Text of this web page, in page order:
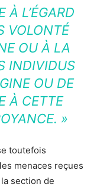
À L’ÉGARD
VOLONTÉ
OU À LA
INDIVIDUS
OU DE
À CETTE
»
toutefois
menaces reçues
section de